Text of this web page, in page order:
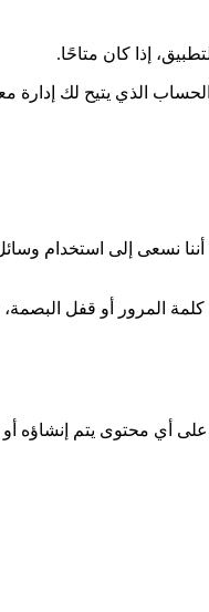
إذا كان متاحًا.
الذي يتيح لك إدارة
بالنسبة لنا، لكن يرجى تذكّر أنه لا توجد أي طريقة نقل عبر الإنترنت أو
المرور أو قفل